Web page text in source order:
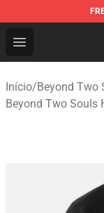
Open menu
Beyond Two
Início/Beyond Two
Beyond Two Souls